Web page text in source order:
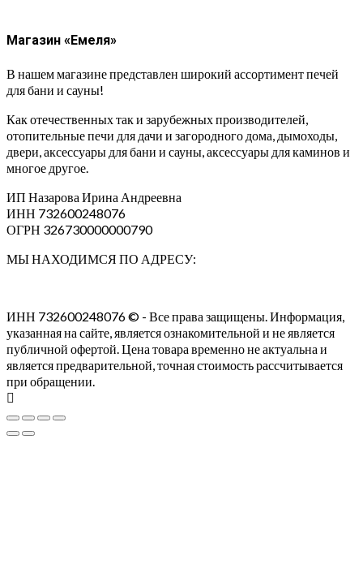
Магазин «Емеля»
В нашем магазине представлен широкий ассортимент печей
для бани и сауны!
Как отечественных так и зарубежных производителей,
отопительные печи для дачи и загородного дома, дымоходы,
двери, аксессуары для бани и сауны, аксессуары для каминов и
многое другое.
ИП Назарова Ирина Андреевна⁠
ИНН 732600248076
ОГРН 326730000000790
МЫ НАХОДИМСЯ ПО АДРЕСУ:
ИНН 732600248076 © - Все права защищены. Информация,
указанная на сайте, является ознакомительной и не является
публичной офертой. Цена товара временно не актуальна и
является предварительной, точная стоимость рассчитывается
при обращении.